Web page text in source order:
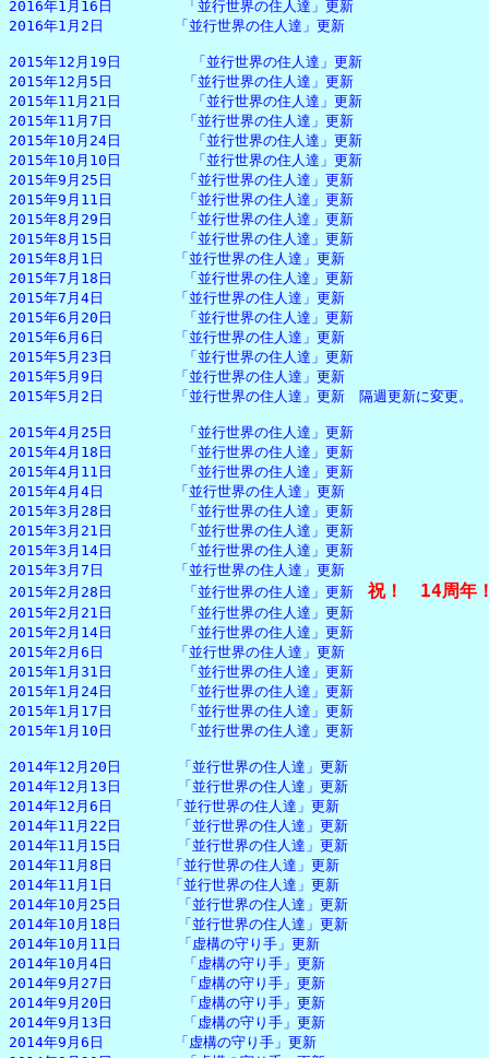
2016年1月16日　　　　　「並行世界の住人達」更新
2016年1月2日　　　　　「並行世界の住人達」更新
2015年12月19日　　　　　「並行世界の住人達」更新
2015年12月5日　　　　　「並行世界の住人達」更新
2015年11月21日　　　　　「並行世界の住人達」更新
2015年11月7日　　　　　「並行世界の住人達」更新
2015年10月24日　　　　　「並行世界の住人達」更新
2015年10月10日　　　　　「並行世界の住人達」更新
2015年9月25日　　　　　「並行世界の住人達」更新
2015年9月11日　　　　　「並行世界の住人達」更新
2015年8月29日　　　　　「並行世界の住人達」更新
2015年8月15日　　　　　「並行世界の住人達」更新
2015年8月1日　　　　　「並行世界の住人達」更新
2015年7月18日　　　　　「並行世界の住人達」更新
2015年7月4日　　　　　「並行世界の住人達」更新
2015年6月20日　　　　　「並行世界の住人達」更新
2015年6月6日　　　　　「並行世界の住人達」更新
2015年5月23日　　　　　「並行世界の住人達」更新
2015年5月9日　　　　　「並行世界の住人達」更新
2015年5月2日　　　　　「並行世界の住人達」更新　隔週更新に変更。
2015年4月25日　　　　　「並行世界の住人達」更新
2015年4月18日　　　　　「並行世界の住人達」更新
2015年4月11日　　　　　「並行世界の住人達」更新
2015年4月4日　　　　　「並行世界の住人達」更新
2015年3月28日　　　　　「並行世界の住人達」更新
2015年3月21日　　　　　「並行世界の住人達」更新
2015年3月14日　　　　　「並行世界の住人達」更新
2015年3月7日　　　　　「並行世界の住人達」更新
2015年2月28日　　　　　「並行世界の住人達」更新 祝！　14周年
2015年2月21日　　　　　「並行世界の住人達」更新
2015年2月14日　　　　　「並行世界の住人達」更新
2015年2月6日　　　　　「並行世界の住人達」更新
2015年1月31日　　　　　「並行世界の住人達」更新
2015年1月24日　　　　　「並行世界の住人達」更新
2015年1月17日　　　　　「並行世界の住人達」更新
2015年1月10日　　　　　「並行世界の住人達」更新
2014年12月20日　　　　「並行世界の住人達」更新
2014年12月13日　　　　「並行世界の住人達」更新
2014年12月6日　　　　「並行世界の住人達」更新
2014年11月22日　　　　「並行世界の住人達」更新
2014年11月15日　　　　「並行世界の住人達」更新
2014年11月8日　　　　「並行世界の住人達」更新
2014年11月1日　　　　「並行世界の住人達」更新
2014年10月25日　　　　「並行世界の住人達」更新
2014年10月18日　　　　「並行世界の住人達」更新
2014年10月11日　　　　「虚構の守り手」更新
2014年10月4日　　　　　「虚構の守り手」更新
2014年9月27日　　　　　「虚構の守り手」更新
2014年9月20日　　　　　「虚構の守り手」更新
2014年9月13日　　　　　「虚構の守り手」更新
2014年9月6日　　　　　「虚構の守り手」更新